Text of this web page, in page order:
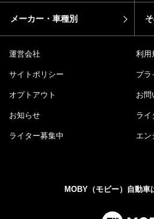
メーカー・車種別
運営会社 利用
サイトポリシー プラ
オプトアウト お問
お知らせ ライ
ライター募集中 エン
MOBY（モビー）自動車